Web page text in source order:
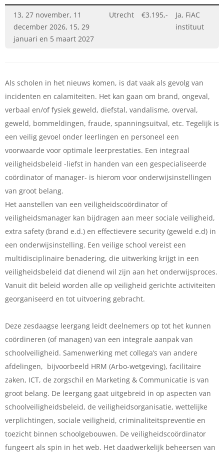
13, 27 november, 11
december 2026, 15, 29
januari en 5 maart 2027
Utrecht €3.195,-
Ja, FiAC
instituut
Als scholen in het nieuws komen, is dat vaak als gevolg van
incidenten en calamiteiten. Het kan gaan om brand, ongeval,
verbaal en/of fysiek geweld, diefstal, vandalisme, overval,
geweld, bommeldingen, fraude, spanningsuitval, etc. Tegelijk is
een veilig gevoel onder leerlingen en personeel een
voorwaarde voor optimale leerprestaties. Een integraal
veiligheidsbeleid -liefst in handen van een gespecialiseerde
coördinator of manager- is hierom voor onderwijsinstellingen
van groot belang.
Het aanstellen van een veiligheidscoördinator of
veiligheidsmanager kan bijdragen aan meer sociale veiligheid,
extra safety (brand e.d.) en effectievere security (geweld e.d) in
een onderwijsinstelling. Een veilige school vereist een
multidisciplinaire benadering, die uitwerking krijgt in een
veiligheidsbeleid dat dienend wil zijn aan het onderwijsproces.
Vanuit dit beleid worden alle op veiligheid gerichte activiteiten
georganiseerd en tot uitvoering gebracht.
Deze zesdaagse leergang leidt deelnemers op tot het kunnen
coördineren (of managen) van een integrale aanpak van
schoolveiligheid. Samenwerking met collega’s van andere
afdelingen, bijvoorbeeld HRM (Arbo-wetgeving), facilitaire
zaken, ICT, de zorgschil en Marketing & Communicatie is van
groot belang. De leergang gaat uitgebreid in op aspecten van
schoolveiligheidsbeleid, de veiligheidsorganisatie, wettelijke
verplichtingen, sociale veiligheid, criminaliteitspreventie en
toezicht binnen schoolgebouwen. De veiligheidscoördinator
fungeert als spin in het web. Het daadwerkelijk beheersen van